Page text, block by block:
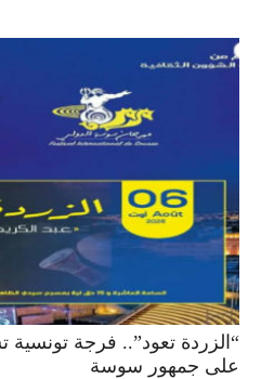
“الزردة تعود”.. فرجة تونسية
على جمهور سوسة